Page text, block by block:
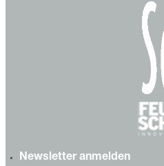
Newsletter anmelden